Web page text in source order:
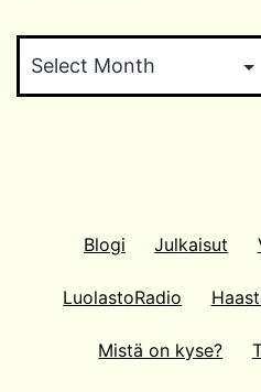
Blogi Julkaisut
LuolastoRadio
Mistä on kyse?